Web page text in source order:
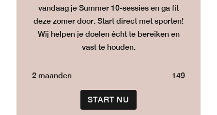
vandaag je Summer 10-sessies en ga fit
deze zomer door. Start direct met sporten!
Wij helpen je doelen écht te bereiken en
vast te houden.
2 maanden 149
START NU